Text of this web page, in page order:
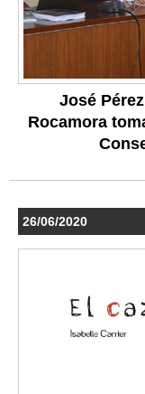
José
Rocamora
26/06/2020